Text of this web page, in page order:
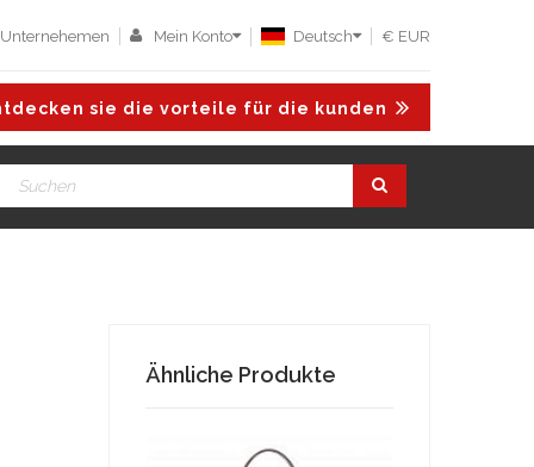
Mein Konto Deutsch € EUR
sie die vorteile für die kunden
Ähnliche Produkte